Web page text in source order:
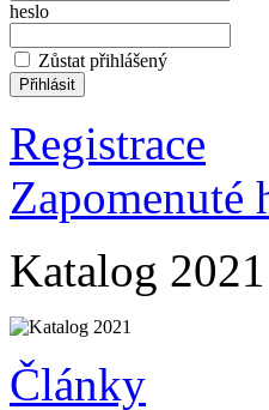
heslo
Zůstat přihlášený
Registrace
Zapomenuté
Katalog 2021
Články